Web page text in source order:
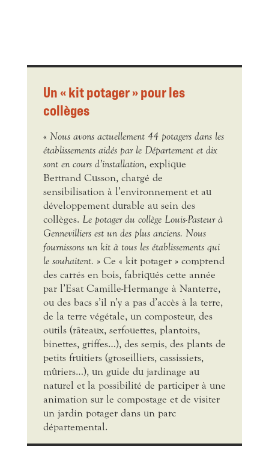
Un « kit potager » pour les
collèges
« Nous avons actuellement 44 potagers dans les
établissements aidés par le Département et dix
sont en cours d’installation, explique
Bertrand Cusson, chargé de
sensibilisation à l’environnement et au
développement durable au sein des
collèges. Le potager du collège Louis-Pasteur à
Gennevilliers est un des plus anciens. Nous
fournissons un kit à tous les établissements qui
le souhaitent. » Ce « kit potager » comprend
des carrés en bois, fabriqués cette année
par l’Esat Camille-Hermange à Nanterre,
ou des bacs s’il n’y a pas d’accès à la terre,
de la terre végétale, un composteur, des
outils (râteaux, serfouettes, plantoirs,
binettes, griffes…), des semis, des plants de
petits fruitiers (groseilliers, cassissiers,
mûriers…), un guide du jardinage au
naturel et la possibilité de participer à une
animation sur le compostage et de visiter
un jardin potager dans un parc
départemental.